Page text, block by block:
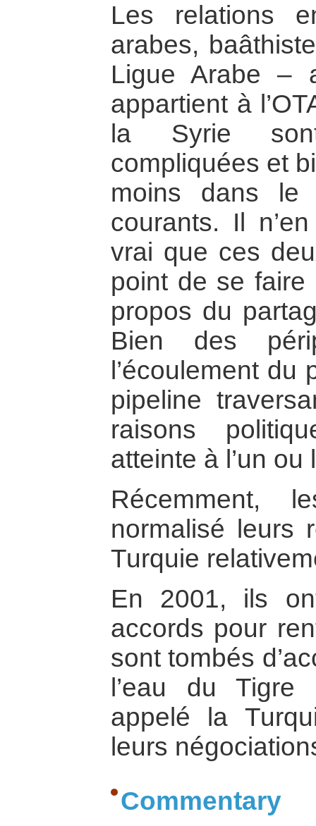
Les relations
arabes,
Ligue Arabe –
appartient à
la Syrie
compliquées et
moins dans
courants. Il
vrai que ces
point de se
propos du
Bien des
l’écoulement
pipeline
raisons
atteinte à l’un ou
Récemment,
normalisé leurs
Turquie
En 2001, ils
accords pour
sont tombés
l’eau du
appelé la
leurs
Commentary